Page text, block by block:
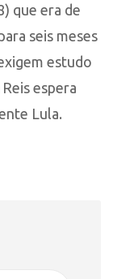
que era de
seis meses
estudo
espera
Lula.